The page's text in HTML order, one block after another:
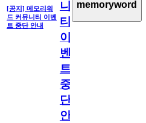
[공지] 메모리워
드 커뮤니티 이벤
트 중단 안내
니
티
이
벤
트
중
단
안
memoryword